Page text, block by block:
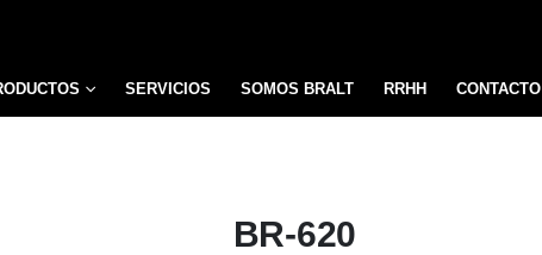
SERVICIOS SOMOS BRALT RRHH CONTACTO
BR-620